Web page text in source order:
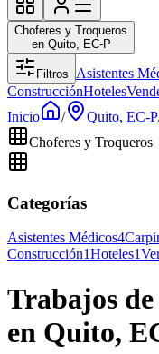
Choferes y Troqueros
en Quito, EC-P
Filtros Asistentes
ConstrucciónHoteles
Inicio
/ Quito, EC-P
Choferes y Troqueros
Categorías
Asistentes Médicos4
Construcción1Hoteles1
Trabajos
en Quito,